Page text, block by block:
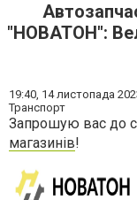
"НОВАТОН":
19:40, 14 листопада
Транспорт
Запрошую вас до
магазинів!